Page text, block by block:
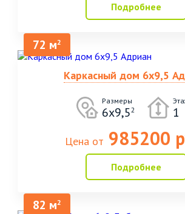
Подробнее
72 м2
Каркасный дом 6х9,5
Размеры
6х9,52 1
Цена от 985200
Подробнее
82 м2